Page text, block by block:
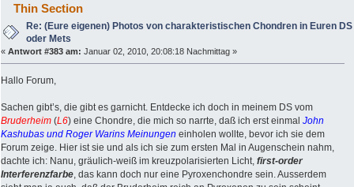
Thin Section
Re: (Eure eigenen) Photos von charakteristischen Chondren in Euren DS
oder Mets
« Antwort #383 am: Januar 02, 2010, 20:08:18 Nachmittag »
Hallo Forum,
Sachen gibt’s, die gibt es garnicht. Entdecke ich doch in meinem DS vom
Bruderheim (L6) eine Chondre, die mich so narrte, daß ich erst einmal John
Kashubas und Roger Warins Meinungen einholen wollte, bevor ich sie dem
Forum zeige. Hier ist sie und als ich sie zum ersten Mal in Augenschein nahm,
dachte ich: Nanu, gräulich-weiß im kreuzpolarisierten Licht, first-order
Interferenzfarbe , das kann doch nur eine Pyroxenchondre sein. Ausserdem